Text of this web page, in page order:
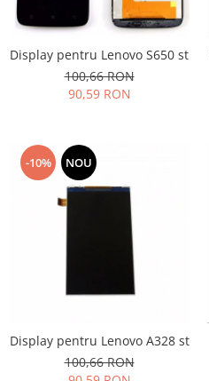
Display pentru Lenovo S650 st
100,66 RON
90,59 RON
-10% NOU
Display pentru Lenovo A328 st
100,66 RON